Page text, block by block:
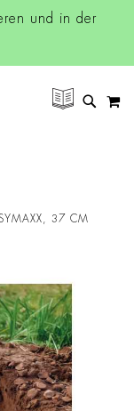
und in der
SUCHE
37 CM